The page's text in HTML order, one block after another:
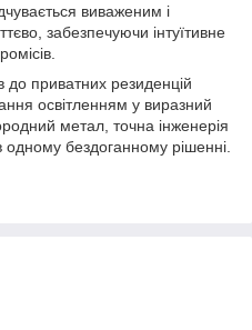
виваженим і
забезпечуючи інтуїтивне
до приватних резиденцій
освітленням у виразний
метал, точна інженерія
одному бездоганному рішенні.